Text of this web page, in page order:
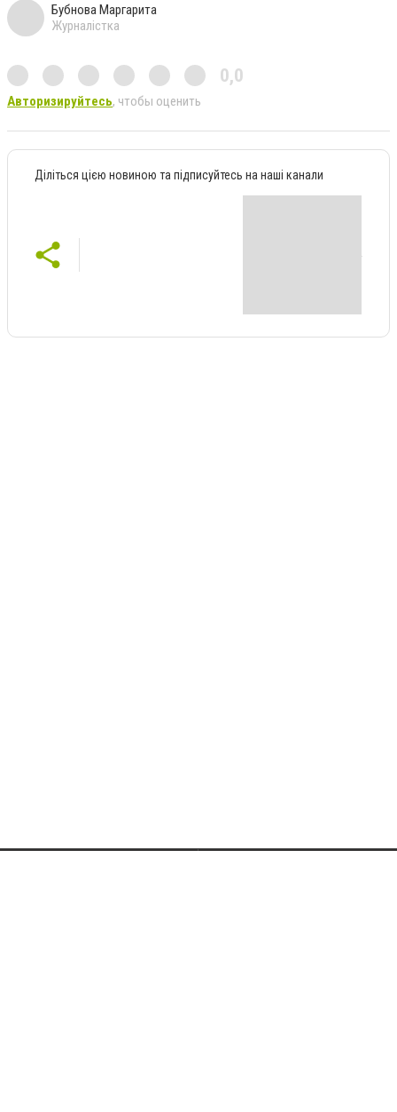
Бубнова Маргарита
Журналістка
0,0
Авторизируйтесь, чтобы оценить
Діліться цією новиною та підписуйтесь на наші канали